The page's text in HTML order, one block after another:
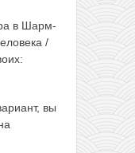
в Шарм-
/
вы